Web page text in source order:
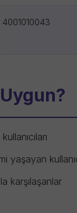
4001010043
yaşayan
karşılaşanlar